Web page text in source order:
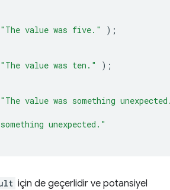
"The value was five."
);
"The value was ten."
);
"The value was something
unexpected."
için de geçerlidir ve potansiyel